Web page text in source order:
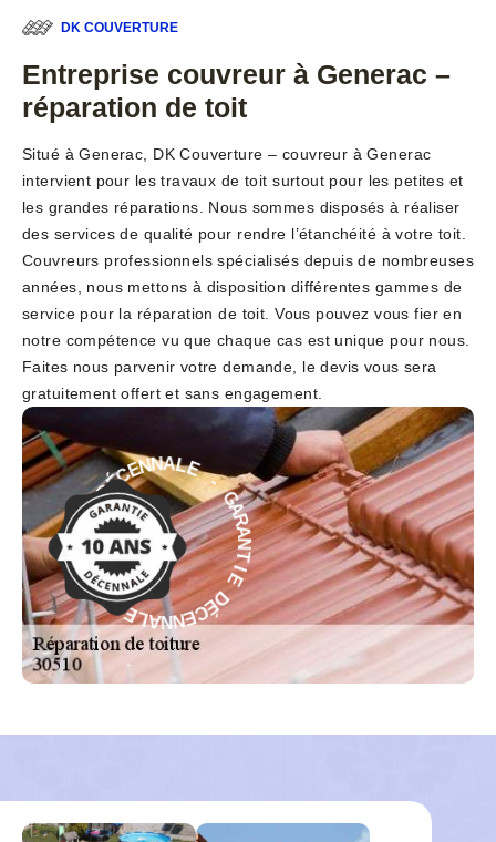
DK COUVERTURE
Entreprise couvreur à Generac –
réparation de toit
Situé à Generac, DK Couverture – couvreur à Generac
intervient pour les travaux de toit surtout pour les petites et
les grandes réparations. Nous sommes disposés à réaliser
des services de qualité pour rendre l’étanchéité à votre toit.
Couvreurs professionnels spécialisés depuis de nombreuses
années, nous mettons à disposition différentes gammes de
service pour la réparation de toit. Vous pouvez vous fier en
notre compétence vu que chaque cas est unique pour nous.
Faites nous parvenir votre demande, le devis vous sera
gratuitement offert et sans engagement.
G
A
R
A
N
T
I
E
D
É
C
E
N
NALE - GAR
A
N
T
I
E
D
É
C
E
N
N
A
L
E
-